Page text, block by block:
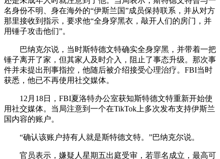
名身份不明、身在海外的“伊斯兰国”成员保持联系，并从对方
那里接收到指示，要求他“全身穿黑衣，敲开人们的房门，并
用锤子攻击他们”。
巴纳克尔说，当时斯特德文特确实全身穿黑，并带着一把
锤子离开了家，但其家人及时介入，阻止了事态升级。那次事
件并未提出刑事指控，他随后被介绍接受心理治疗。FBI当时
获悉，他已不再使用社交媒体。
12月18日，FBI夏洛特办公室获知斯特德文特重新开始使
用社交媒体。当局注意到一个在TikTok上多次发布支持伊斯兰
国内容的账户。
“确认该账户持有人就是斯特德文特。”巴纳克尔说。
官员表示，嫌疑人星期五出庭受审，若罪名成立，最高可